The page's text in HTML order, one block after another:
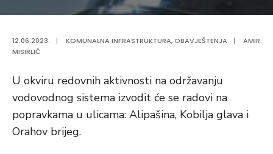
12.06.2023. | KOMUNALNA INFRASTRUKTURA,OBAVJEŠTENJA |
AMIR
MISIRLIĆ
U okviru redovnih aktivnosti na održavanju
vodovodnog sistema izvodit će se radovi na
popravkama u ulicama: Alipašina, Kobilja glava i
Orahov brijeg.